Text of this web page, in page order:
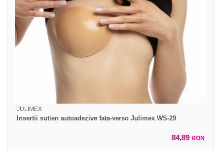
JULIMEX
Insertii sutien autoadezive fata-verso Julimex WS-29
84,89 RON